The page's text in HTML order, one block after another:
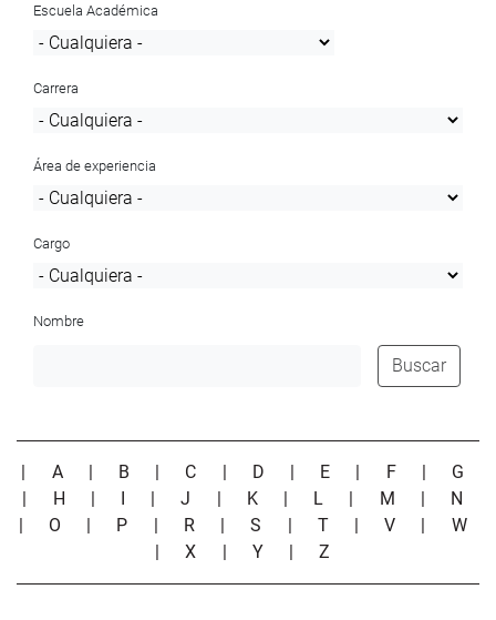
Escuela Académica
Carrera
Área de experiencia
Cargo
Nombre
Buscar
| A | B | C | D | E | F | G
| H | I |J | K | L | M | N
| O | P | R |S | T |V | W
|X | Y |Z